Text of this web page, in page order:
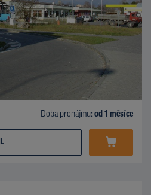
Doba pronájmu: od 1 měsíce